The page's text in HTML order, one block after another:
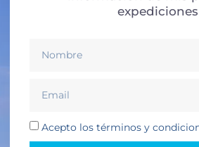
expediciones
Acepto los términos y